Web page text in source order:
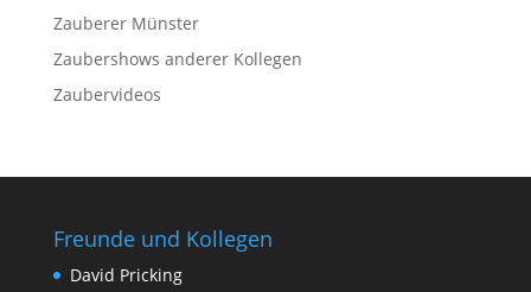
Zauberer Münster
Zaubershows anderer Kollegen
Zaubervideos
Freunde und Kollegen
David Pricking